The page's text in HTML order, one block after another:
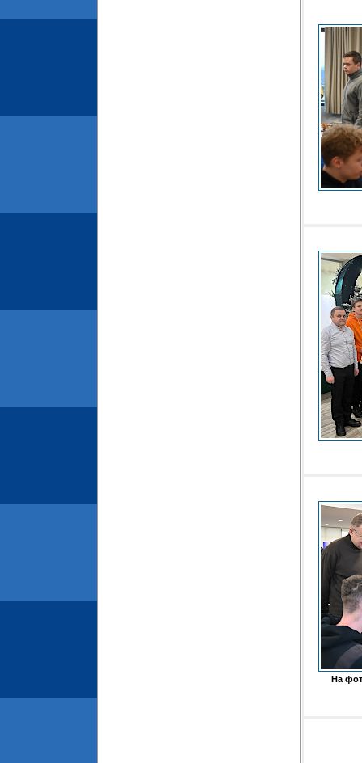
На